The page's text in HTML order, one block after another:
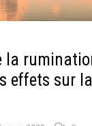
la
effets sur